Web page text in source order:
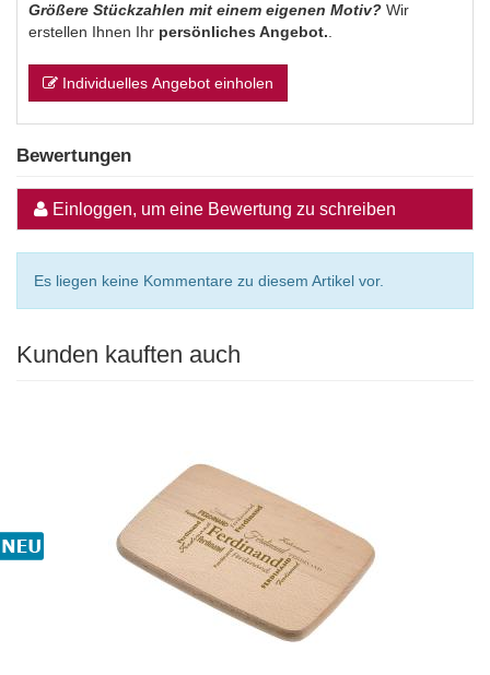
Größere Stückzahlen mit einem eigenen Motiv? Wir
erstellen Ihnen Ihr persönliches Angebot.
Individuelles Angebot einholen
Bewertungen
Einloggen, um eine Bewertung zu schreiben
Es liegen keine Kommentare zu diesem Artikel vor.
Kunden kauften auch